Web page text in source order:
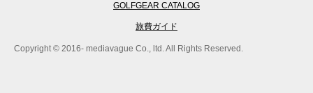
GOLFGEAR CATALOG
旅費ガイド
Copyright © 2016- mediavague Co., ltd. All Rights Reserved.